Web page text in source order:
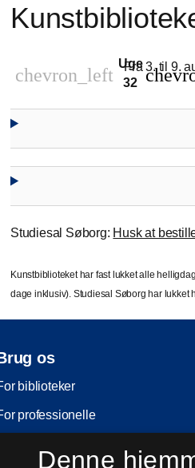
chevron_left
Uge
32
Fra 3. til 9.
Studiesal Søborg: Husk at
Kunstbiblioteket har fast lukket alle
dage inklusiv). Studiesal Søborg har lukket
os
biblioteker
professionelle
Denne